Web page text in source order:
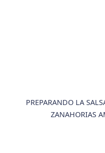
PREPARANDO LA
ZANAHORIAS